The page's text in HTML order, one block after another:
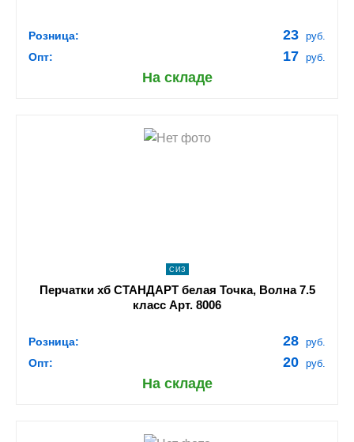
Розница: 23 руб.
Опт: 17 руб.
На складе
shopping_cart В КОРЗИНУ
СИЗ
Перчатки хб СТАНДАРТ белая Точка, Волна 7.5
класс Арт. 8006
Розница: 28 руб.
Опт: 20 руб.
На складе